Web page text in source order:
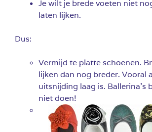
Je wilt je brede voeten niet
laten lijken.
Dus:
Vermijd te platte schoenen.
lijken dan nog breder. Vooral
uitsnijding laag is. Ballerina’s
niet doen!